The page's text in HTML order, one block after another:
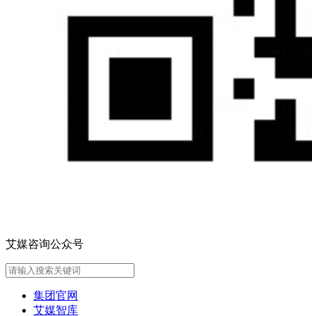
艾媒咨询公众号
集团官网
艾媒智库